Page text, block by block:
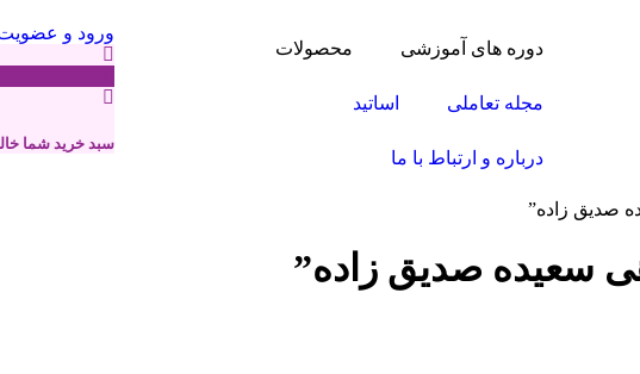
دوره های آموزشی محصولات
مجله تعاملی اساتید
درباره و ارتباط با ما
ورود و
سبد خرید شما
صدیق زاده”
سعیده صدیق زاده”